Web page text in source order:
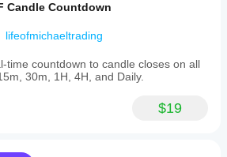
Candle Countdown
lifeofmichaeltrading
time countdown to candle closes on all
30m, 1H, 4H, and Daily.
$19